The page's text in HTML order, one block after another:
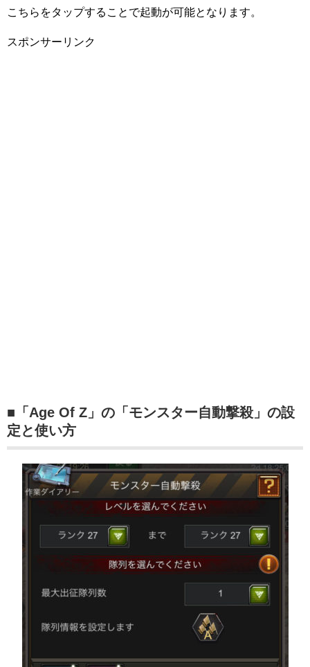
こちらをタップすることで起動が可能となります。
スポンサーリンク
■「Age Of Z」の「モンスター自動撃殺」の設
定と使い方